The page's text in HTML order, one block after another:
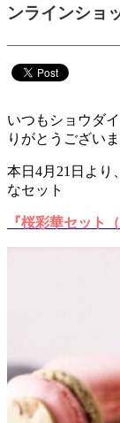
ンラインショ
いつもショウダ
りがとうございま
本日4月21日より、
なセット
『桜彩華セット